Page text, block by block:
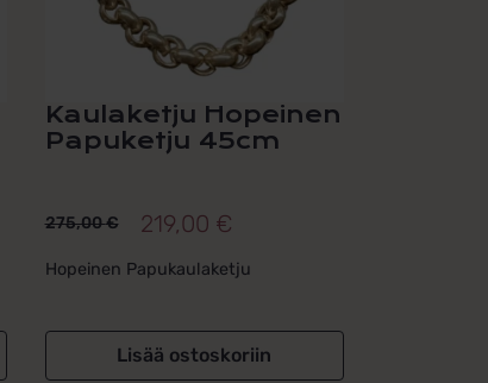
Kaulaketju Hopeinen
Papuketju 45cm
275,00€
Alkuperäinen
hinta
275,00 €.
219,00 €
Nykyinen
hinta
219,00 €.
Hopeinen Papukaulaketju
Lisää ostoskoriin